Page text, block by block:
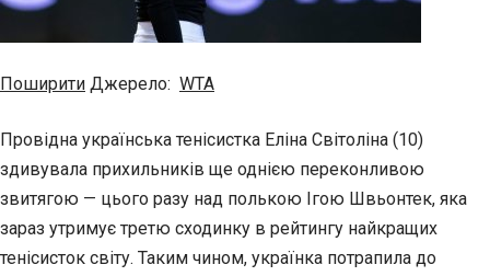
Поширити Джерело: WTA
Провідна українська тенісистка Еліна Світоліна (10)
здивувала прихильників ще однією переконливою
звитягою — цього разу над полькою Ігою Швьонтек, яка
зараз утримує третю сходинку в рейтингу найкращих
тенісисток світу. Таким чином, українка потрапила до